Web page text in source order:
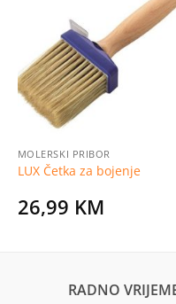
Dodaj
na
MOLERSKI PRIBOR
LUX Četka za bojenje
26,99 KM
RADNO